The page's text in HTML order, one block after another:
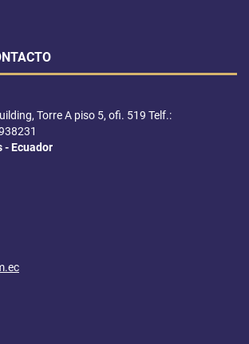
Torre A piso 5, ofi. 519 Telf.:
- Ecuador